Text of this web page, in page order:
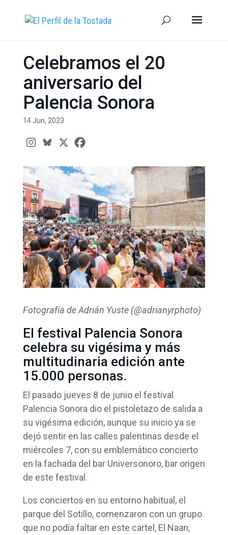
Celebramos el 20
aniversario del
Palencia Sonora
14 Jun, 2023
Fotografía de Adrián Yuste (@adrianyrphoto)
El festival Palencia Sonora
celebra su vigésima y más
multitudinaria edición ante
15.000 personas.
El pasado jueves 8 de junio el festival
Palencia Sonora dio el pistoletazo de salida a
su vigésima edición, aunque su inicio ya se
dejó sentir en las calles palentinas desde el
miércoles 7, con su emblemático concierto
en la fachada del bar Universonoro, bar origen
de este festival.
Los conciertos en su entorno habitual, el
parque del Sotillo, comenzaron con un grupo
que no podía faltar en este cartel, El Naan,